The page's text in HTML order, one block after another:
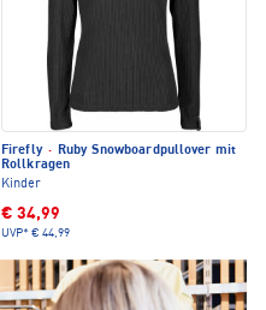
Firefly ·
Ruby Snowboardpullover mit
Rollkragen
Kinder
€ 34,99
UVP* € 44,99